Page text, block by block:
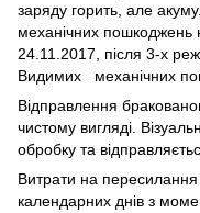
заряду горить, але
механічних
24.11.2017, після 3-х
Видимих механічних
Відправлення
чистому вигляді.
обробку та
Витрати на
календарних днів з